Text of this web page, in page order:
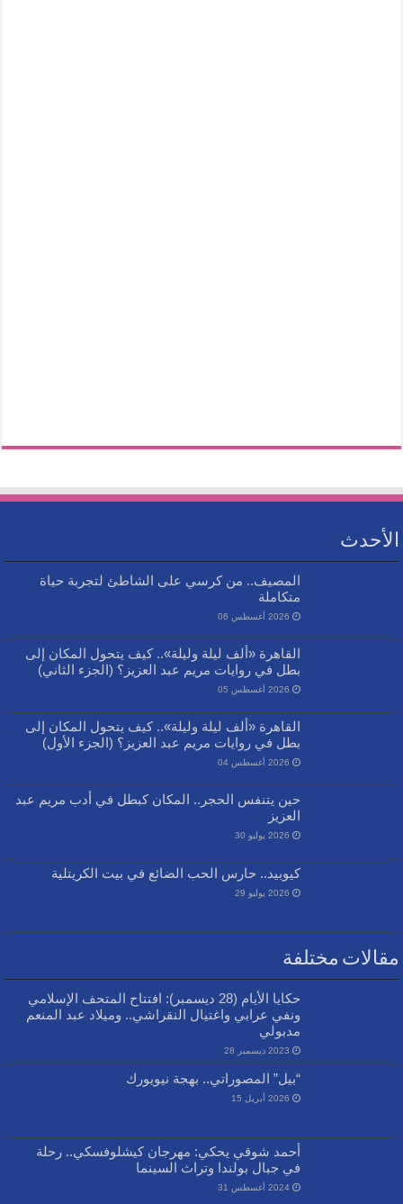
الأحدث
المصيف.. من كرسي على الشاطئ لتجربة حياة
متكاملة
2026 أغسطس 06
القاهرة «ألف ليلة وليلة».. كيف يتحول المكان إلى
بطل في روايات مريم عبد العزيز؟ (الجزء الثاني)
2026 أغسطس 05
القاهرة «ألف ليلة وليلة».. كيف يتحول المكان إلى
بطل في روايات مريم عبد العزيز؟ (الجزء الأول)
2026 أغسطس 04
حين يتنفس الحجر.. المكان كبطل في أدب مريم عبد
العزيز
2026 يوليو 30
كيوبيد.. حارس الحب الضائع في بيت الكريتلية
2026 يوليو 29
مقالات مختلفة
حكايا الأيام (28 ديسمبر): افتتاح المتحف الإسلامي
ونفي عرابي واغتيال النقراشي.. وميلاد عبد المنعم
مدبولي
2023 ديسمبر 28
“بيل” المصوراتي.. بهجة نيويورك
2026 أبريل 15
أحمد شوقي يحكي: مهرجان كيشلوفسكي.. رحلة
في جبال بولندا وتراث السينما
2024 أغسطس 31